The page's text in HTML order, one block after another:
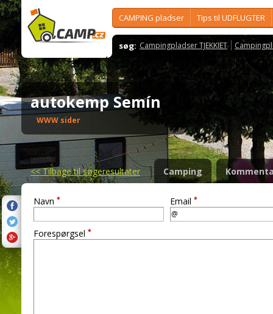
CAMPING pladser Tips til UDFLUGTER
søg: Campingpladser TJEKKIET
autokemp Semín
WWW sider
<<Tilbage til søgeresultater Camping
Navn * Email *
Forespørgsel *